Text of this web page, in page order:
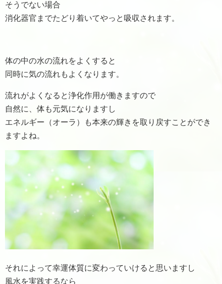
そうでない場合
消化器官までたどり着いてやっと吸収されます。
体の中の水の流れをよくすると
同時に気の流れもよくなります。
流れがよくなると浄化作用が働きますので
自然に、体も元気になりますし
エネルギー（オーラ）も本来の輝きを取り戻すことができ
ますよね。
それによって幸運体質に変わっていけると思いますし
風水を実践するなら